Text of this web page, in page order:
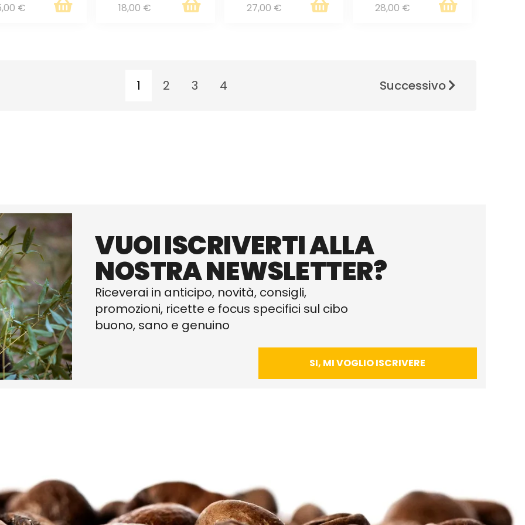
€ 18,00 € 27,00 € 28,00 €
1 2 3 4 Successivo
VUOI ISCRIVERTI ALLA
NOSTRA NEWSLETTER?
Riceverai in anticipo, novità, consigli,
promozioni, ricette e focus specifici sul cibo
buono, sano e genuino
SI, MI VOGLIO ISCRIVERE